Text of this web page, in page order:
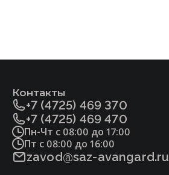
Контакты
+7 (4725) 469 370
+7 (4725) 469 470
Пн-Чт с 08:00 до 17:00
Пт с 08:00 до 16:00
zavod@saz-avangard.ru